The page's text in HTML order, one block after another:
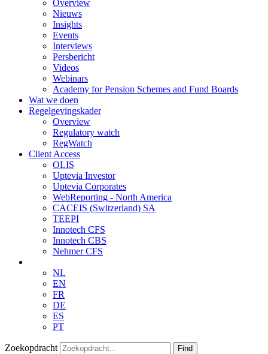
Overview
Nieuws
Insights
Events
Interviews
Persbericht
Videos
Webinars
Academy for Pension Schemes and Fund Boards
Wat we doen
Regelgevingskader
Overview
Regulatory watch
RegWatch
Client Access
OLIS
Uptevia Investor
Uptevia Corporates
WebReporting - North America
CACEIS (Switzerland) SA
TEEPI
Innotech CFS
Innotech CBS
Nehmer CFS
NL
EN
FR
DE
ES
PT
Zoekopdracht Find